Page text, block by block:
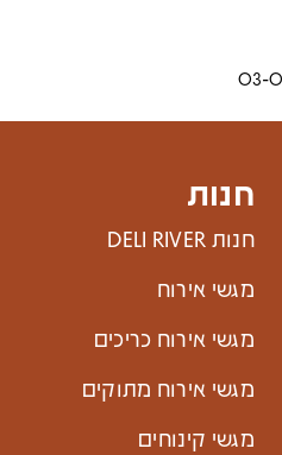
חנות
חנות DELI RIVER
מגשי אירוח
מגשי אירוח כריכים
מגשי אירוח מתוקים
מגשי קינוחים